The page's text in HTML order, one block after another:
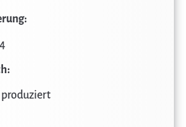
produziert